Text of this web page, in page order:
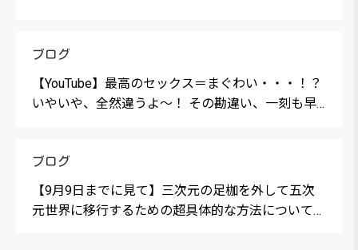
ブログ
【YouTube】最高のセックス＝まぐわい・・・！？
いやいや、全然違うよ〜！ その勘違い、一刻も早
ブログ
【9月9日までに見て】三次元の足枷を外して五次
元世界に移行するための超具体的な方法について語